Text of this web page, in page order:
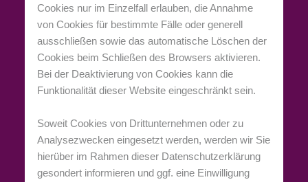
Cookies nur im Einzelfall erlauben, die Annahme
von Cookies für bestimmte Fälle oder generell
ausschließen sowie das automatische Löschen der
Cookies beim Schließen des Browsers aktivieren.
Bei der Deaktivierung von Cookies kann die
Funktionalität dieser Website eingeschränkt sein.
Soweit Cookies von Drittunternehmen oder zu
Analysezwecken eingesetzt werden, werden wir Sie
hierüber im Rahmen dieser Datenschutzerklärung
gesondert informieren und ggf. eine Einwilligung